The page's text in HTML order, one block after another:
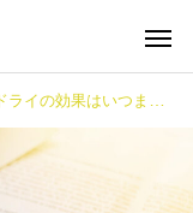
はいつまで続くのか】診療医がわかりやすく解説！